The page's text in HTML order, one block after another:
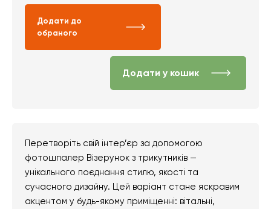
Додати до
обраного
Додати у кошик
Перетворіть свій інтер’єр за допомогою
фотошпалер Візерунок з трикутників —
унікального поєднання стилю, якості та
сучасного дизайну. Цей варіант стане яскравим
акцентом у будь-якому приміщенні: вітальні,